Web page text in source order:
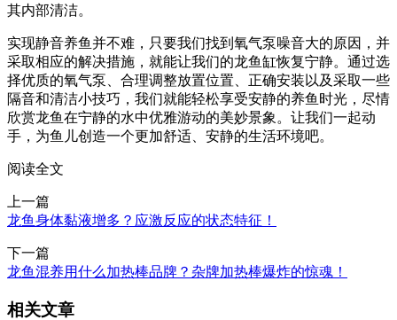
其内部清洁。
实现静音养鱼并不难，只要我们找到氧气泵噪音大的原因，并
采取相应的解决措施，就能让我们的龙鱼缸恢复宁静。通过选
择优质的氧气泵、合理调整放置位置、正确安装以及采取一些
隔音和清洁小技巧，我们就能轻松享受安静的养鱼时光，尽情
欣赏龙鱼在宁静的水中优雅游动的美妙景象。让我们一起动
手，为鱼儿创造一个更加舒适、安静的生活环境吧。
阅读全文
上一篇
龙鱼身体黏液增多？应激反应的状态特征！
下一篇
龙鱼混养用什么加热棒品牌？杂牌加热棒爆炸的惊魂！
相关文章